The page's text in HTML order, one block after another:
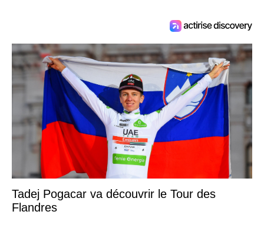
Tadej Pogacar va découvrir le Tour des
Flandres